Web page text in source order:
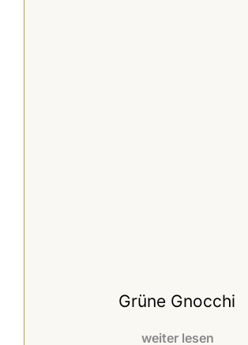
Grüne Gnocchi
weiter lesen